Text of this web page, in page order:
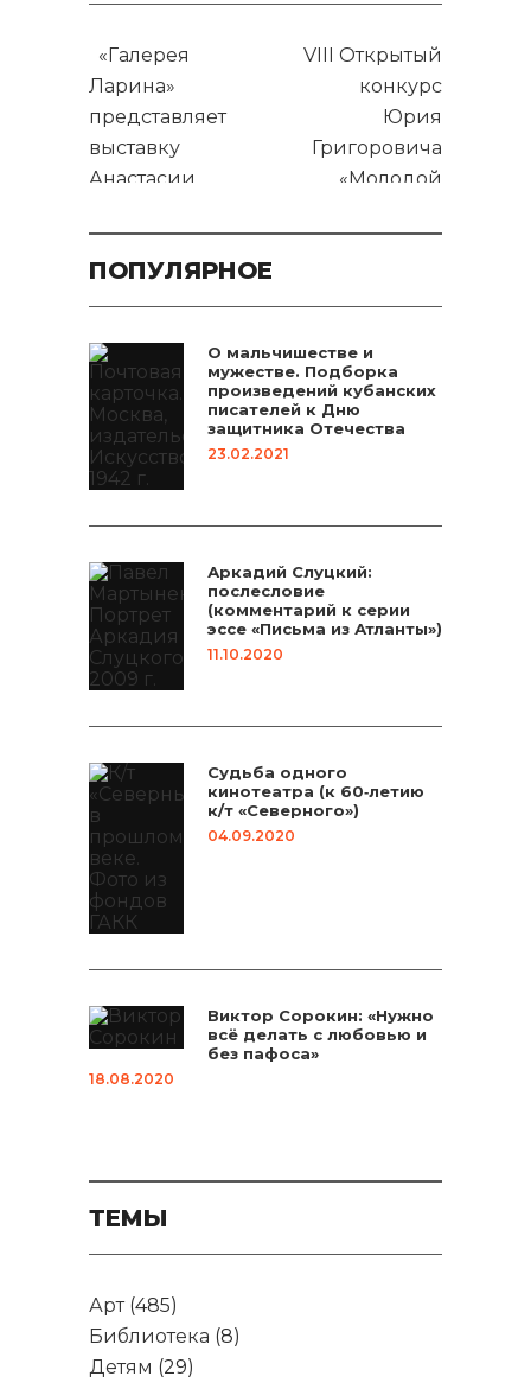
«Галерея
Ларина»
представляет
выставку
Анастасии
«Терапия превращения»
VIII Открытый
конкурс
Юрия
Григоровича
«Молодой
пройдёт в
ПОПУЛЯРНОЕ
О мальчишестве и
мужестве. Подборка
произведений кубанских
писателей к Дню
защитника Отечества
23.02.2021
Аркадий Слуцкий:
послесловие
(комментарий к серии
эссе «Письма из Атланты»)
11.10.2020
Судьба одного
кинотеатра (к 60‑летию
к/т «Северного»)
04.09.2020
Виктор Сорокин: «Нужно
всё делать с любовью и
без пафоса»
18.08.2020
ТЕМЫ
Арт(485)
Библиотека (8)
Детям (29)